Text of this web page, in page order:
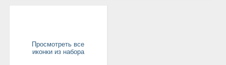
Просмотреть все
иконки из набора